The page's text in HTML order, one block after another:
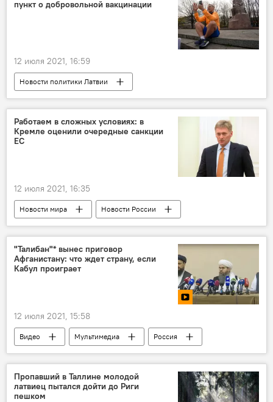
пункт о добровольной вакцинации
12 июля 2021, 16:59
Новости политики Латвии
Работаем в сложных условиях: в
Кремле оценили очередные санкции
ЕС
12 июля 2021, 16:35
Новости мира
Новости России
Россия
антироссийские санкции
Евросоюз
экономика
Дмитрий Песков
"Талибан"* вынес приговор
Афганистану: что ждет страну, если
Кабул проиграет
12 июля 2021, 15:58
Видео Мультимедиа
Россия
безопасность
Афганистан
Пропавший в Таллине молодой
латвиец пытался дойти до Риги
пешком